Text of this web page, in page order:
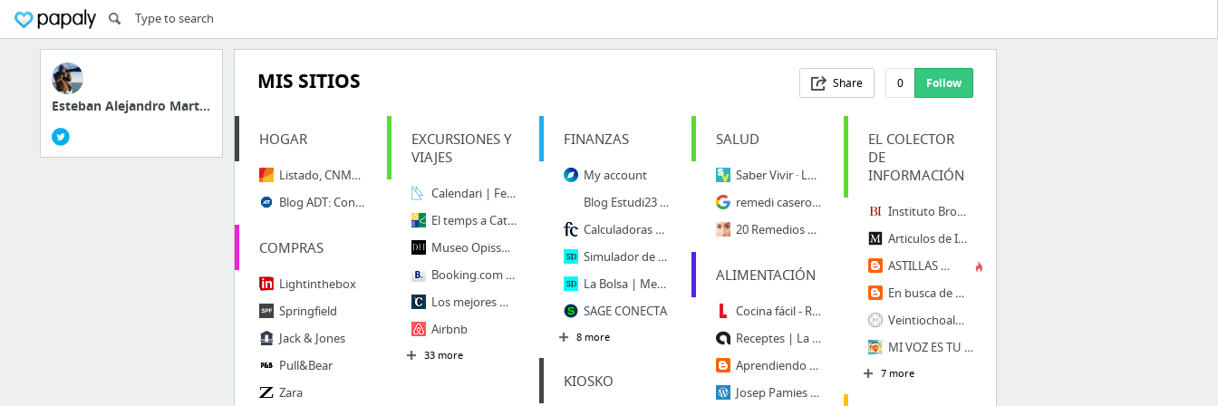
Esteban Alejandro Mart...
MIS SITIOS Share 0 Follow
HOGAR
Listado, CNMC - Comparador de Ofertas de Energía
Blog ADT: Consejos y Noticias de Seguridad para tu vida
COMPRAS
Lightinthebox
Springfield
Jack & Jones
Pull&Bear
Zara
EXCURSIONES Y
VIAJES
Calendari | Federació Catalana de Vela - Vela.cat
El temps a Catalunya | Servei Meteorològic de Catalunya
Museo Opisso en el Hotel Astoria 3* de Barcelona
Booking.com | Sitio oficial | Los mejores hoteles, vuelos, coches de alquiler y alojami...
Los mejores murales rurales que puedes visitar en España
Airbnb
33 more
FINANZAS
My account
Blog Estudi23 - Estudi23
Calculadoras de vivienda - Comprar, alquilar, vender – Fotocasa Life
Simulador de Pensiones | Cinco Días
La Bolsa | Mercados en Cinco Días
SAGE CONECTA
8 more
KIOSKO
SALUD
Saber Vivir · La web de referencia en salud
remedi casero mucosidad
20 Remedios Caseros Para La Rosácea En La Cara | Tratamientos para la Rosacea
ALIMENTACIÓN
Cocina fácil - Recetas
Receptes | La Clau - Revista gratuïta del Maresme
Aprendiendo a Cocinar: PATATAS RELLENAS CON ESPARRAGOS TRIGUEROS, CHAMPIÑONES Y BACON
Josep Pamies blog | una opinion silvestre
EL COLECTOR
DE
INFORMACIÓN
Instituto Brownstone ⋆ Economía, Derechos Humanos, Salud Pública
Articulos de Informacion Sobre Salud Natural del Dr. Joseph Mercola
ASTILLAS DE REALIDAD 2
En busca de mi yo interior
Veintiochoalmas – Un lugar donde reencontrarse con el Ser
MI VOZ ES TU VOZ - Narraciones conscientes
7 more